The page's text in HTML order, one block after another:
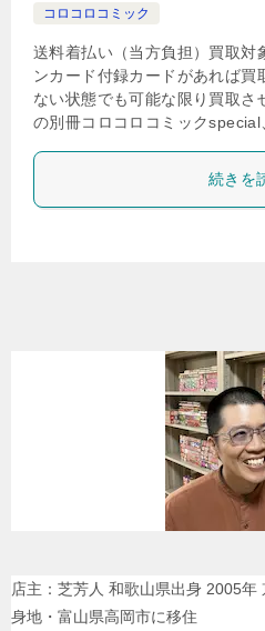
コロコロコミック
送料着払い（当方負担）買取
ンカード付録カードがあれば買
ない状態でも可能な限り買取さ
の別冊コロコロコミック
続きを
店主：芝芳人 和歌山県出身 2005年
身地・富山県高岡市に移住